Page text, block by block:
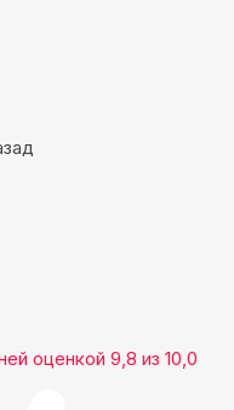
оценкой 9,8 из 10,0